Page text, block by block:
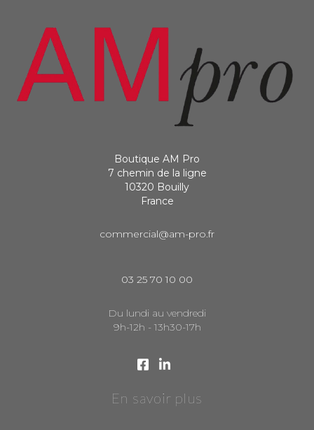
Boutique AM Pro
7 chemin de la ligne
10320 Bouilly
France
commercial@am-pro.fr
03 25 70 10 00
Du lundi au vendredi
9h-12h - 13h30-17h
En savoir plus